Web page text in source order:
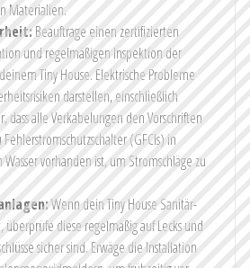
Materialien.
Beauftrage einen zertifizierten
und regelmäßigen Inspektion der
Tiny House. Elektrische Probleme
darstellen, einschließlich
dass alle Verkabelungen den Vorschriften
(GFCIs) in
vorhanden ist, um Stromschläge zu
Wenn dein Tiny House Sanitär-
diese regelmäßig auf Lecks und
sicher sind. Erwäge die Installation